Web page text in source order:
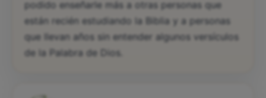
podido enseñarle más a otras personas que
están recién estudiando la Biblia y a personas
que llevan años sin entender algunos versículos
de la Palabra de Dios.